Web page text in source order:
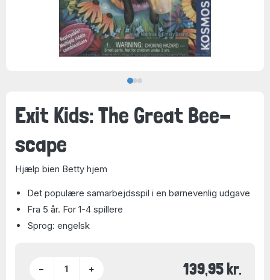
Exit Kids: The Great Bee-
scape
Hjælp bien Betty hjem
Det populære samarbejdsspil i en børnevenlig udgave
Fra 5 år. For 1-4 spillere
Sprog: engelsk
− + 139,95 kr.